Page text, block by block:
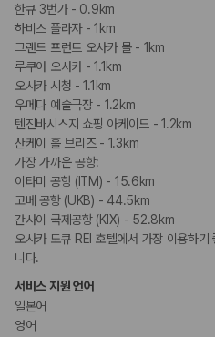
한큐 3번가 - 0.9km
하비스 플라자 - 1km
그랜드 프런트 오사카 몰 - 1km
루쿠아 오사카 - 1.1km
오사카 시청 - 1.1km
우메다 예술극장 - 1.2km
텐진바시스지 쇼핑 아케이드 - 1.2km
산케이 홀 브리즈 - 1.3km
가장 가까운 공항:
이타미 공항 (ITM) - 15.6km
고베 공항 (UKB) - 44.5km
간사이 국제공항 (KIX) - 52.8km
오사카 도큐 REI 호텔에서 가장 이용하
니다.
서비스 지원 언어
일본어
영어